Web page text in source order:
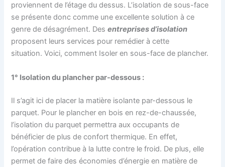
proviennent de l’étage du dessus. L’isolation de sous-face
se présente donc comme une excellente solution à ce
genre de désagrément. Desentreprises d’isolation
proposent leurs services pour remédier à cette
situation. Voici, comment Isoler en sous-face de plancher.
1° Isolation du plancher par-dessous :
Il s’agit ici de placer la matière isolante par-dessous le
parquet. Pour le plancher en bois en rez-de-chaussée,
l’isolation du parquet permettra aux occupants de
bénéficier de plus de confort thermique. En effet,
l’opération contribue à la lutte contre le froid. De plus, elle
permet de faire des économies d’énergie en matière de